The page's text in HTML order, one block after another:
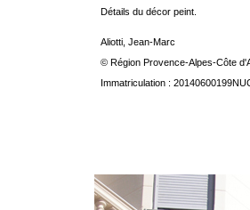
Détails du décor peint.
Aliotti, Jean-Marc
© Région Provence-Alpes-Côte
Immatriculation :